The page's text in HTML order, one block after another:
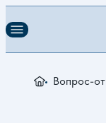
Вопрос-